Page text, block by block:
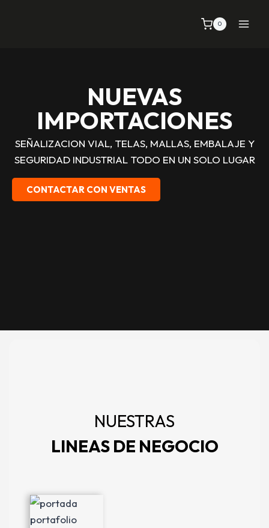
0
NUEVAS
IMPORTACIONES
SEÑALIZACION VIAL, TELAS, MALLAS, EMBALAJE Y
SEGURIDAD INDUSTRIAL TODO EN UN SOLO LUGAR
CONTACTAR CON VENTAS
NUESTRAS
LINEAS DE NEGOCIO